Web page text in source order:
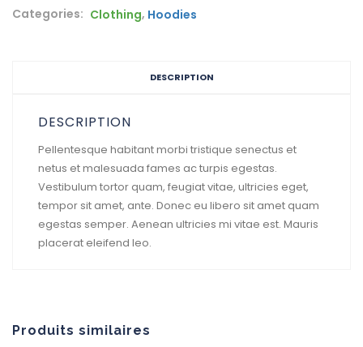
Categories: Clothing, Hoodies
DESCRIPTION
DESCRIPTION
Pellentesque habitant morbi tristique senectus et
netus et malesuada fames ac turpis egestas.
Vestibulum tortor quam, feugiat vitae, ultricies eget,
tempor sit amet, ante. Donec eu libero sit amet quam
egestas semper. Aenean ultricies mi vitae est. Mauris
placerat eleifend leo.
Produits similaires